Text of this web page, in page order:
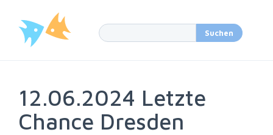
12.06.2024 Letzte
Chance Dresden